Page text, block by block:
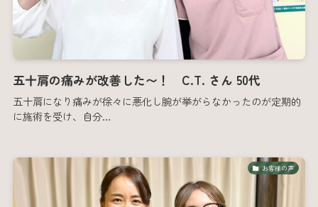
五十肩の痛みが改善した〜！ C.T. さん 50代
五十肩になり痛みが徐々に悪化し腕が挙がらなかったのが定期的
に施術を受け、自分...
お客様の声